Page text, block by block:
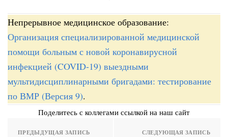
Непрерывное медицинское образование:
Организация специализированной медицинской
помощи больным с новой коронавирусной
инфекцией (COVID-19) выездными
мультидисциплинарными бригадами: тестирование
по ВМР (Версия 9).
Поделитесь с коллегами ссылкой на наш сайт
ПРЕДЫДУЩАЯ ЗАПИСЬ СЛЕДУЮЩАЯ ЗАПИСЬ